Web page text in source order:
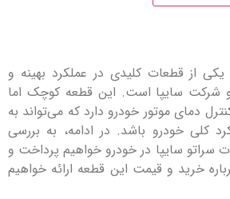
کلیدی در عملکرد بهینه و
است. این قطعه کوچک اما
خودرو دارد که می‌تواند به
باشد. در ادامه، به بررسی
در خودرو خواهیم پرداخت و
قیمت این قطعه ارائه خواهیم